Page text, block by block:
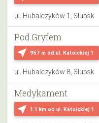
ul. Hubalczyków 1, Słupsk
near_me 957 m od ul. Katoickiej 1
Pod Gryfem
ul. Hubalczyków 8, Słupsk
near_me 1.1 km od ul. Katoickiej 1
Medykament